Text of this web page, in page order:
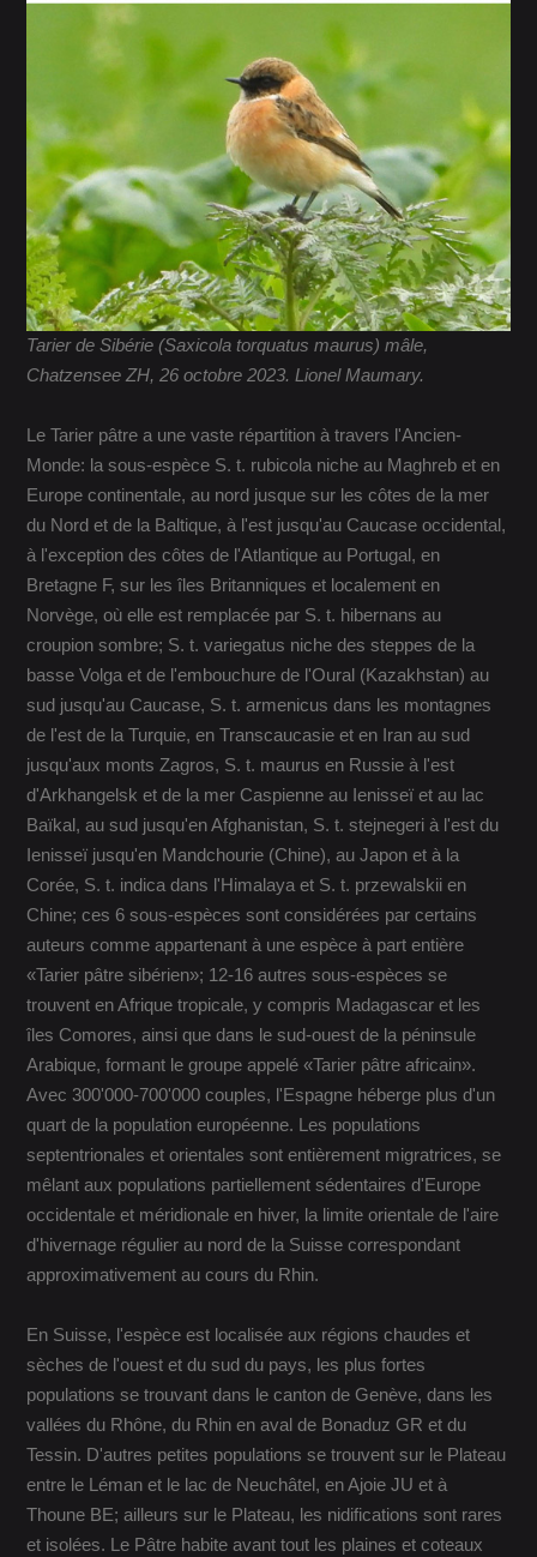
Tarier de Sibérie (Saxicola torquatus maurus) mâle,
Chatzensee ZH, 26 octobre 2023. Lionel Maumary.
Le Tarier pâtre a une vaste répartition à travers l'Ancien-
Monde: la sous-espèce S. t. rubicola niche au Maghreb et en
Europe continentale, au nord jusque sur les côtes de la mer
du Nord et de la Baltique, à l'est jusqu'au Caucase occidental,
à l'exception des côtes de l'Atlantique au Portugal, en
Bretagne F, sur les îles Britanniques et localement en
Norvège, où elle est remplacée par S. t. hibernans au
croupion sombre; S. t. variegatus niche des steppes de la
basse Volga et de l'embouchure de l'Oural (Kazakhstan) au
sud jusqu'au Caucase, S. t. armenicus dans les montagnes
de l'est de la Turquie, en Transcaucasie et en Iran au sud
jusqu'aux monts Zagros, S. t. maurus en Russie à l'est
d'Arkhangelsk et de la mer Caspienne au Ienisseï et au lac
Baïkal, au sud jusqu'en Afghanistan, S. t. stejnegeri à l'est du
Ienisseï jusqu'en Mandchourie (Chine), au Japon et à la
Corée, S. t. indica dans l'Himalaya et S. t. przewalskii en
Chine; ces 6 sous-espèces sont considérées par certains
auteurs comme appartenant à une espèce à part entière
«Tarier pâtre sibérien»; 12-16 autres sous-espèces se
trouvent en Afrique tropicale, y compris Madagascar et les
îles Comores, ainsi que dans le sud-ouest de la péninsule
Arabique, formant le groupe appelé «Tarier pâtre africain».
Avec 300'000-700'000 couples, l'Espagne héberge plus d'un
quart de la population européenne. Les populations
septentrionales et orientales sont entièrement migratrices, se
mêlant aux populations partiellement sédentaires d'Europe
occidentale et méridionale en hiver, la limite orientale de l'aire
d'hivernage régulier au nord de la Suisse correspondant
approximativement au cours du Rhin.
En Suisse, l'espèce est localisée aux régions chaudes et
sèches de l'ouest et du sud du pays, les plus fortes
populations se trouvant dans le canton de Genève, dans les
vallées du Rhône, du Rhin en aval de Bonaduz GR et du
Tessin. D'autres petites populations se trouvent sur le Plateau
entre le Léman et le lac de Neuchâtel, en Ajoie JU et à
Thoune BE; ailleurs sur le Plateau, les nidifications sont rares
et isolées. Le Pâtre habite avant tout les plaines et coteaux